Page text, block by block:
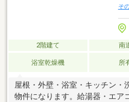
そ
2階建て 南
浴室乾燥機 所
屋根・外壁・浴室・キッチン・
物件になります。給湯器・エア